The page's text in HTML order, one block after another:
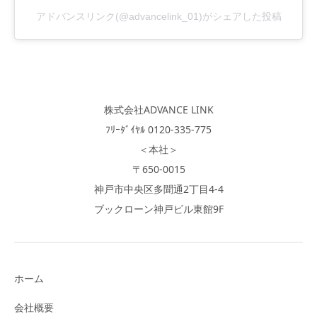
アドバンスリンク(@advancelink_01)がシェアした投稿
株式会社ADVANCE LINK
ﾌﾘｰﾀﾞｲﾔﾙ 0120-335-775
＜本社＞
〒650-0015
神戸市中央区多聞通2丁目4-4
ブックローン神戸ビル東館9F
ホーム
会社概要